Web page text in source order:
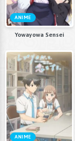
ANIME
Yowayowa Sensei
ANIME